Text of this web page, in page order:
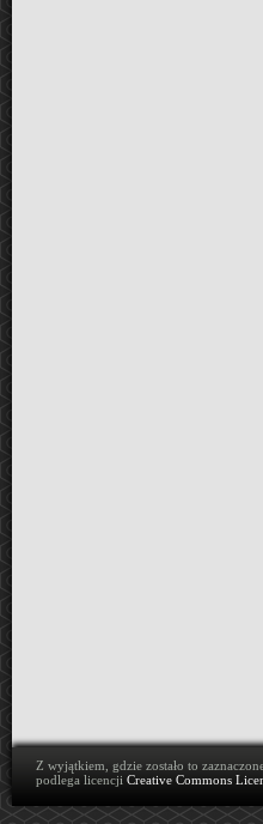
Z wyjątkiem, gdzie zostało to
podlega licencji Creative Commons